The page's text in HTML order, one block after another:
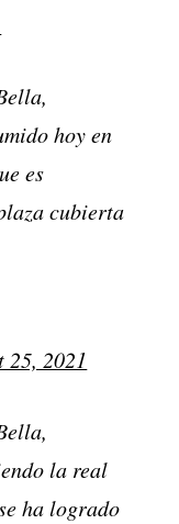
hoy en
es
cubierta
25, 2021
la real
ha logrado